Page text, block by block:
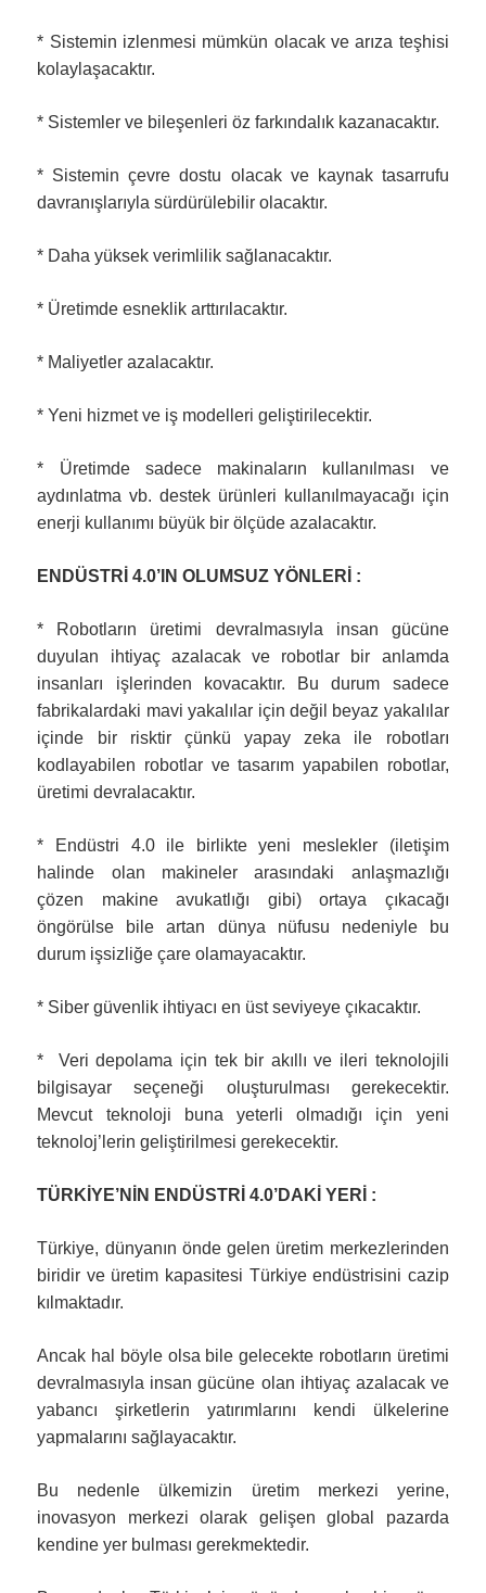
* Sistemin izlenmesi mümkün olacak ve arıza teşhisi
kolaylaşacaktır.
* Sistemler ve bileşenleri öz farkındalık kazanacaktır.
* Sistemin çevre dostu olacak ve kaynak tasarrufu
davranışlarıyla sürdürülebilir olacaktır.
* Daha yüksek verimlilik sağlanacaktır.
* Üretimde esneklik arttırılacaktır.
* Maliyetler azalacaktır.
* Yeni hizmet ve iş modelleri geliştirilecektir.
* Üretimde sadece makinaların kullanılması ve
aydınlatma vb. destek ürünleri kullanılmayacağı için
enerji kullanımı büyük bir ölçüde azalacaktır.
ENDÜSTRİ 4.0’IN OLUMSUZ YÖNLERİ :
* Robotların üretimi devralmasıyla insan gücüne
duyulan ihtiyaç azalacak ve robotlar bir anlamda
insanları işlerinden kovacaktır. Bu durum sadece
fabrikalardaki mavi yakalılar için değil beyaz yakalılar
içinde bir risktir çünkü yapay zeka ile robotları
kodlayabilen robotlar ve tasarım yapabilen robotlar,
üretimi devralacaktır.
* Endüstri 4.0 ile birlikte yeni meslekler (iletişim
halinde olan makineler arasındaki anlaşmazlığı
çözen makine avukatlığı gibi) ortaya çıkacağı
öngörülse bile artan dünya nüfusu nedeniyle bu
durum işsizliğe çare olamayacaktır.
* Siber güvenlik ihtiyacı en üst seviyeye çıkacaktır.
* Veri depolama için tek bir akıllı ve ileri teknolojili
bilgisayar seçeneği oluşturulması gerekecektir.
Mevcut teknoloji buna yeterli olmadığı için yeni
teknoloj’lerin geliştirilmesi gerekecektir.
TÜRKİYE’NİN ENDÜSTRİ 4.0’DAKİ YERİ :
Türkiye, dünyanın önde gelen üretim merkezlerinden
biridir ve üretim kapasitesi Türkiye endüstrisini cazip
kılmaktadır.
Ancak hal böyle olsa bile gelecekte robotların üretimi
devralmasıyla insan gücüne olan ihtiyaç azalacak ve
yabancı şirketlerin yatırımlarını kendi ülkelerine
yapmalarını sağlayacaktır.
Bu nedenle ülkemizin üretim merkezi yerine,
inovasyon merkezi olarak gelişen global pazarda
kendine yer bulması gerekmektedir.